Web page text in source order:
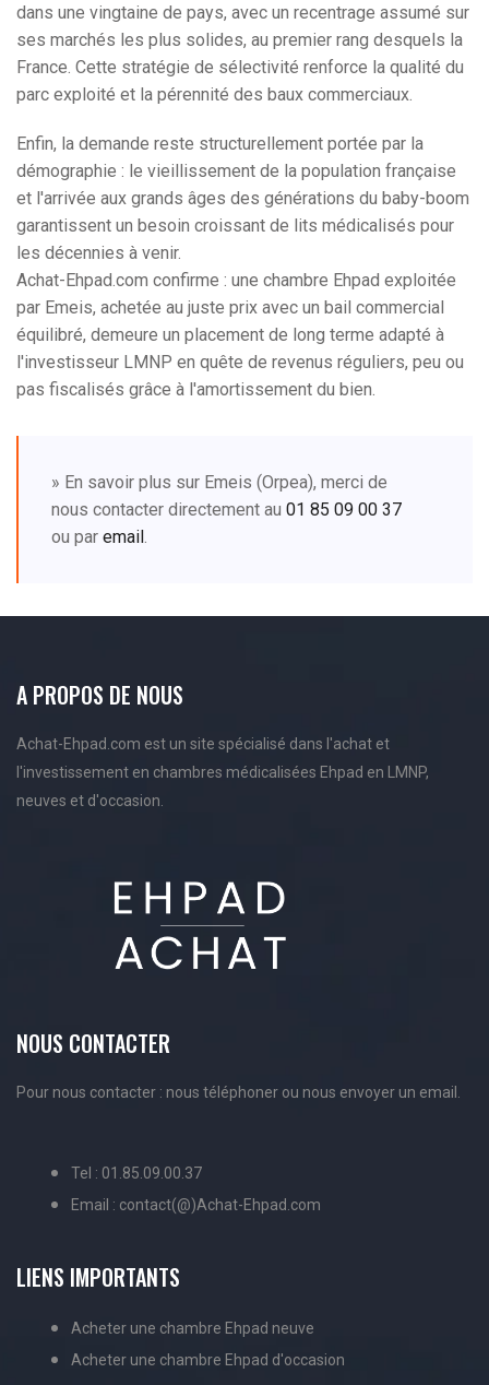
dans une vingtaine de pays, avec un recentrage assumé sur
ses marchés les plus solides, au premier rang desquels la
France. Cette stratégie de sélectivité renforce la qualité du
parc exploité et la pérennité des baux commerciaux.
Enfin, la demande reste structurellement portée par la
démographie : le vieillissement de la population française
et l'arrivée aux grands âges des générations du baby-boom
garantissent un besoin croissant de lits médicalisés pour
les décennies à venir.
Achat-Ehpad.com confirme : une chambre Ehpad exploitée
par Emeis, achetée au juste prix avec un bail commercial
équilibré, demeure un placement de long terme adapté à
l'investisseur LMNP en quête de revenus réguliers, peu ou
pas fiscalisés grâce à l'amortissement du bien.
» En savoir plus sur Emeis (Orpea), merci de
nous contacter directement au 01 85 09 00 37
ou par email.
A PROPOS DE NOUS
Achat-Ehpad.com est un site spécialisé dans l'achat et
l'investissement en chambres médicalisées Ehpad en LMNP,
neuves et d'occasion.
NOUS CONTACTER
Pour nous contacter : nous téléphoner ou nous envoyer un email.
Tel : 01.85.09.00.37
Email : contact(@)Achat-Ehpad.com
LIENS IMPORTANTS
Acheter une chambre Ehpad neuve
Acheter une chambre Ehpad d'occasion